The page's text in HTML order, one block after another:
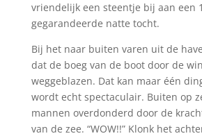
vriendelijk een steentje bij aan een
gegarandeerde natte tocht.
Bij het naar buiten varen uit de
dat de boeg van de boot door de
weggeblazen. Dat kan maar één
wordt echt spectaculair. Buiten op
mannen overdonderd door de
van de zee. “WOW!!” Klonk het